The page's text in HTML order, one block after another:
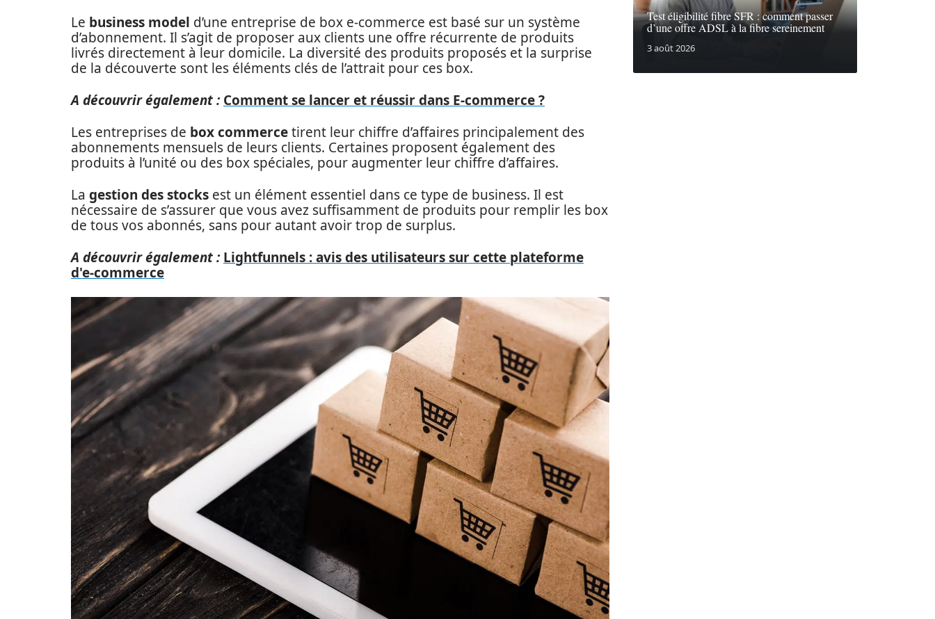
Le business model d’une entreprise de box e-commerce est basé sur un système
d’abonnement. Il s’agit de proposer aux clients une offre récurrente de produits
livrés directement à leur domicile. La diversité des produits proposés et la surprise
de la découverte sont les éléments clés de l’attrait pour ces box.
A découvrir également : Comment se lancer et réussir dans E-commerce ?
Les entreprises de box commercetirent leur chiffre d’affaires principalement des
abonnements mensuels de leurs clients. Certaines proposent également des
produits à l’unité ou des box spéciales, pour augmenter leur chiffre d’affaires.
La gestion des stocks est un élément essentiel dans ce type de business. Il est
nécessaire de s’assurer que vous avez suffisamment de produits pour remplir les box
de tous vos abonnés, sans pour autant avoir trop de surplus.
A découvrir également : Lightfunnels : avis des utilisateurs sur cette plateforme
d'e-commerce
Test éligibilité fibre SFR : comment passer
d’une offre ADSL à la fibre sereinement
3 août 2026